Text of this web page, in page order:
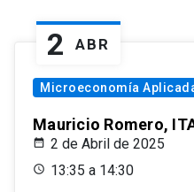
2 ABR
Microeconomía
Mauricio Romero,
2 de Abril de 2025
13:35 a 14:30